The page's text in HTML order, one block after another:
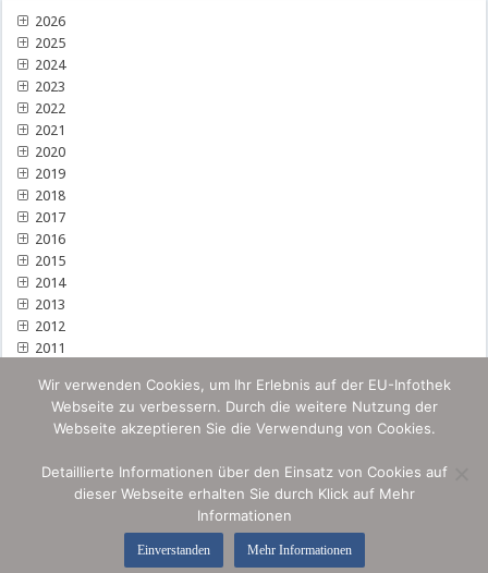
2026
2025
2024
2023
2022
2021
2020
2019
2018
2017
2016
2015
2014
2013
2012
2011
Wir verwenden Cookies, um Ihr Erlebnis auf der EU-Infothek
Webseite zu verbessern. Durch die weitere Nutzung der
Webseite akzeptieren Sie die Verwendung von Cookies.
Detaillierte Informationen über den Einsatz von Cookies auf
dieser Webseite erhalten Sie durch Klick auf Mehr
Informationen
Einverstanden Mehr Informationen